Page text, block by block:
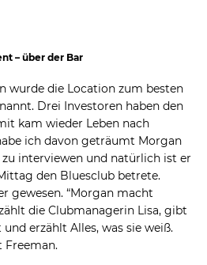
– über der Bar
wurde die Location zum besten
Drei Investoren haben den
kam wieder Leben nach
ich davon geträumt Morgan
interviewen und natürlich ist er
den Bluesclub betrete.
gewesen. “Morgan macht
die Clubmanagerin Lisa, gibt
erzählt Alles, was sie weiß.
Freeman.